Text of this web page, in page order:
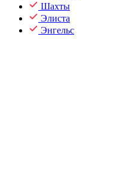
Шахты
Элиста
Энгельс